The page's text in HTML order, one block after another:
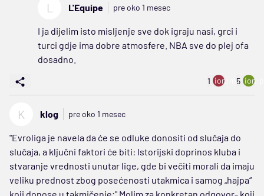
L L'Equipe pre oko 1 mesec
I ja dijelim isto misljenje sve dok igraju nasi, grci i
turci gdje ima dobre atmosfere. NBA sve do plej ofa
dosadno.
1 ion:minus
5
K klog pre oko 1 mesec
"Evroliga je navela da će se odluke donositi od slučaja do
slučaja, a ključni faktori će biti: Istorijski doprinos kluba i
stvaranje vrednosti unutar lige, gde bi večiti morali da imaju
veliku prednost zbog posećenosti utakmica i samog „hajpa“